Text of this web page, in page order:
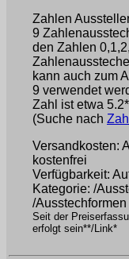
Zahlen
9
den Zahlen
kann auch zum
9 verwendet
Zahl ist etwa
(Suche nach
Versandkosten:
kostenfrei
Verfügbarkeit:
Kategorie: /
/Ausstechformen
Seit der
erfolgt sein**/Link*